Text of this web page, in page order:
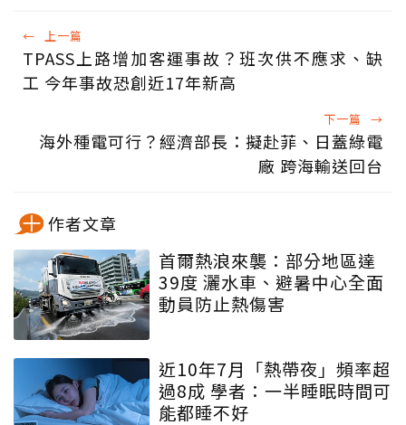
← 上一篇
TPASS上路增加客運事故？班次供不應求、缺
工 今年事故恐創近17年新高
下一篇 →
海外種電可行？經濟部長：擬赴菲、日蓋綠電
廠 跨海輸送回台
作者文章
首爾熱浪來襲：部分地區達
39度 灑水車、避暑中心全面
動員防止熱傷害
近10年7月「熱帶夜」頻率超
過8成 學者：一半睡眠時間可
能都睡不好